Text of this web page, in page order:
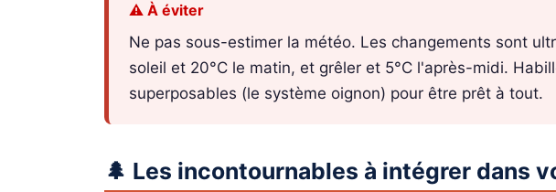
⚠️ À éviter
Ne pas sous-estimer la météo. Les changements sont
soleil et 20°C le matin, et grêler et 5°C l'après-midi.
superposables (le système oignon) pour être prêt à tout.
🌲 Les incontournables à intégrer dans